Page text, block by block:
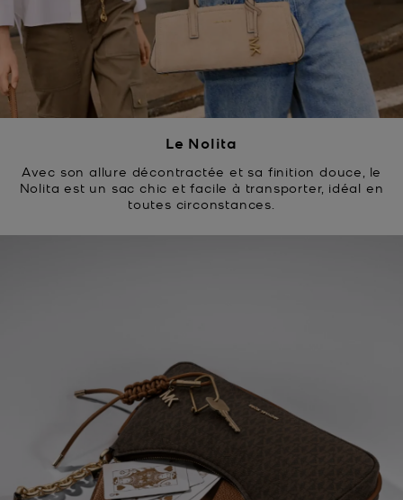
Le Nolita
Avec son allure décontractée et sa finition douce, le
Nolita est un sac chic et facile à transporter, idéal en
toutes circonstances.